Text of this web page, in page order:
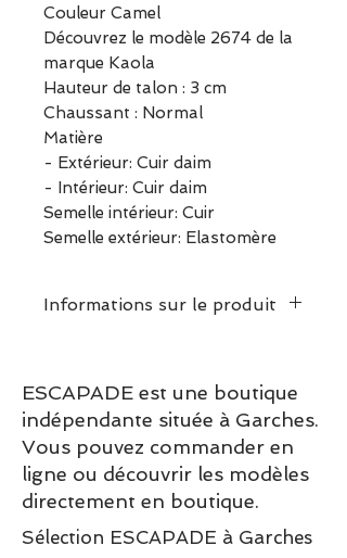
Couleur Camel
Découvrez le modèle 2674 de la
marque Kaola
Hauteur de talon : 3 cm
Chaussant : Normal
Matière
- Extérieur: Cuir daim
- Intérieur: Cuir daim
Semelle intérieur: Cuir
Semelle extérieur: Elastomère
Informations sur le produit
Choisissez votre pointure
habituelle.
ESCAPADE est une boutique
indépendante située à Garches.
Vous pouvez commander en
ligne ou découvrir les modèles
directement en boutique.
Sélection ESCAPADE à Garches